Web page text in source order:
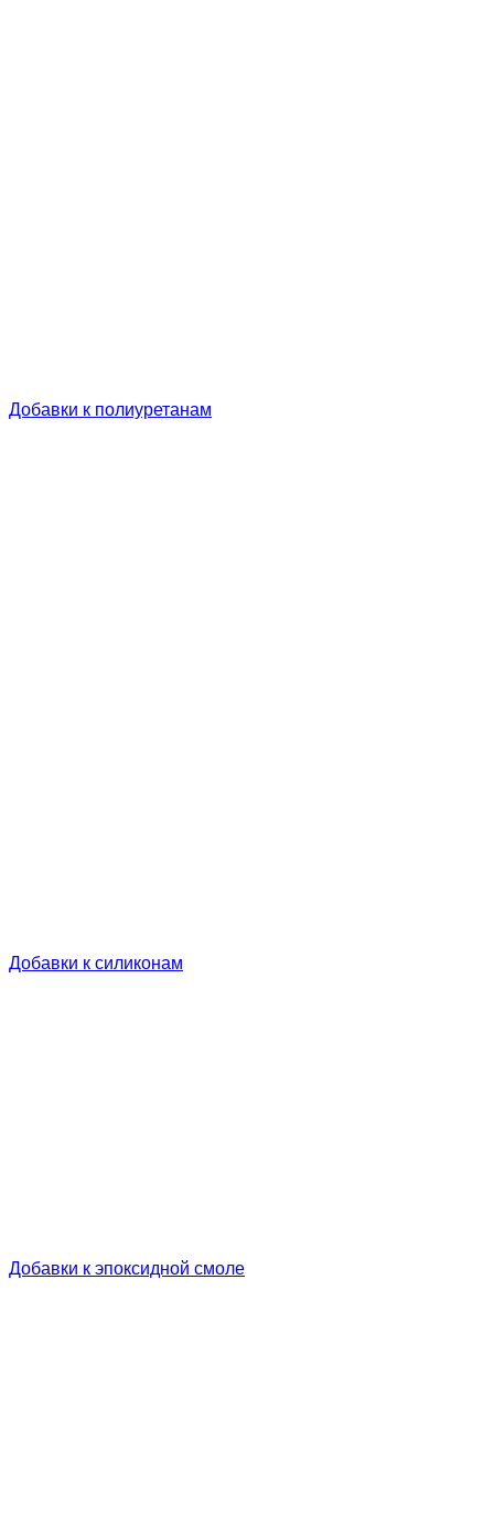
Добавки к полиуретанам
Добавки к силиконам
Добавки к эпоксидной смоле